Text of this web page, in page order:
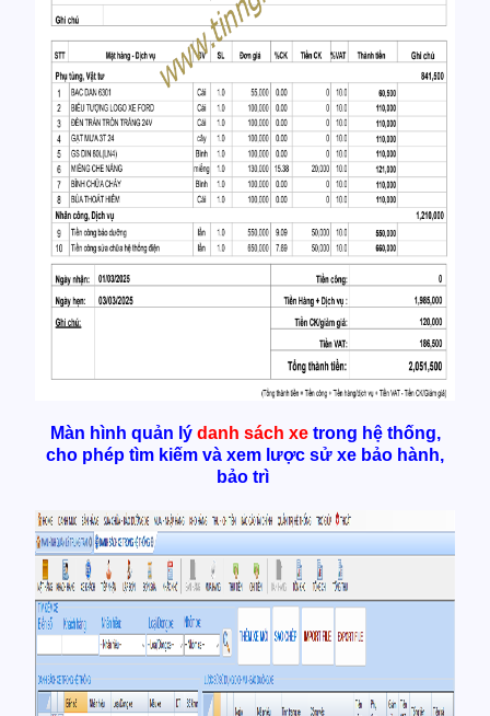
Màn hình quản lý danh sách xetrong hệ thống,
cho phép tìm kiếm và xem lược sử xe bảo hành,
bảo trì